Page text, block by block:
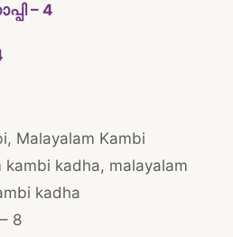
– 4
, Malayalam Kambi
kambi kadha, malayalam
kadha
8